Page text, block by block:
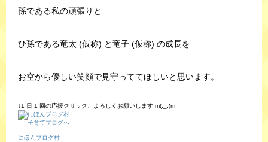
孫である私の頑張りと
ひ孫である竜太 (仮称) と竜子 (仮称) の成長を
お空から優しい笑顔で見守っててほしいと思います。
↓1 日 1 回の応援クリック、よろしくお願いします m(._.)m
にほんブログ村